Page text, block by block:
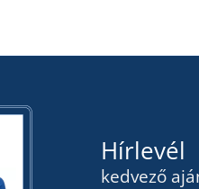
Hírlevél
kedvező